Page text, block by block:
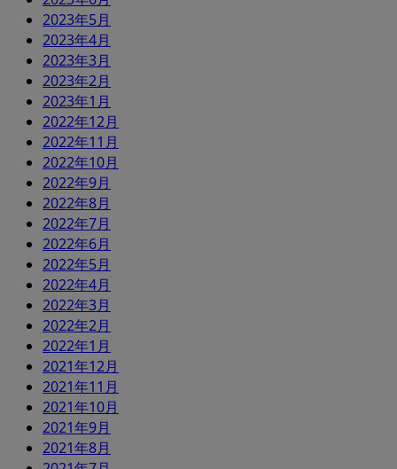
2023年5月
2023年4月
2023年3月
2023年2月
2023年1月
2022年12月
2022年11月
2022年10月
2022年9月
2022年8月
2022年7月
2022年6月
2022年5月
2022年4月
2022年3月
2022年2月
2022年1月
2021年12月
2021年11月
2021年10月
2021年9月
2021年8月